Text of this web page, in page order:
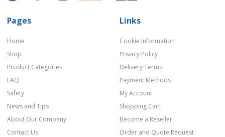
Pages
Home
Shop
Product Categories
FAQ
Safety
News and Tips
About Our Company
Contact Us
Links
Cookie Information
Privacy Policy
Delivery Terms
Payment Methods
My Account
Shopping Cart
Become a Reseller
Order and Quote Request